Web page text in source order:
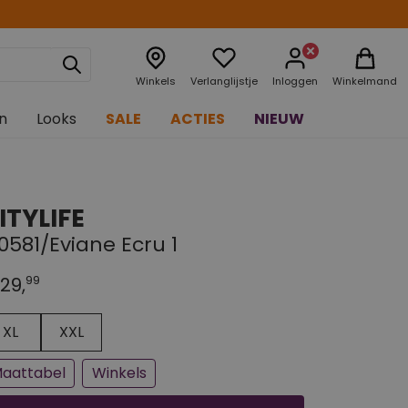
Winkels Verlanglijstje Inloggen Winkelmand
Looks SALE ACTIES NIEUW
Eviane Ecru 1
99
paar stuks op voorraad
uitverkocht
XL
XXL
Winkels